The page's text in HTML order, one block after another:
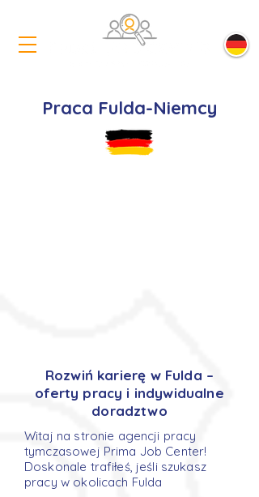
Praca Fulda-Niemcy
Rozwiń karierę w Fulda –
oferty pracy i indywidualne
doradztwo
Witaj na stronie agencji pracy
tymczasowej Prima Job Center!
Doskonale trafiłeś, jeśli szukasz
pracy w okolicach Fulda